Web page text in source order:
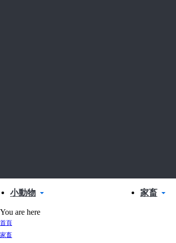
小動物 家畜
You are here
首頁
家畜